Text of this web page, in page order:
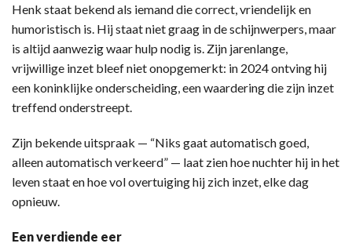
Henk staat bekend als iemand die correct, vriendelijk en
humoristisch is. Hij staat niet graag in de schijnwerpers, maar
is altijd aanwezig waar hulp nodig is. Zijn jarenlange,
vrijwillige inzet bleef niet onopgemerkt: in 2024 ontving hij
een koninklijke onderscheiding, een waardering die zijn inzet
treffend onderstreept.
Zijn bekende uitspraak — “Niks gaat automatisch goed,
alleen automatisch verkeerd” — laat zien hoe nuchter hij in het
leven staat en hoe vol overtuiging hij zich inzet, elke dag
opnieuw.
Een verdiende eer